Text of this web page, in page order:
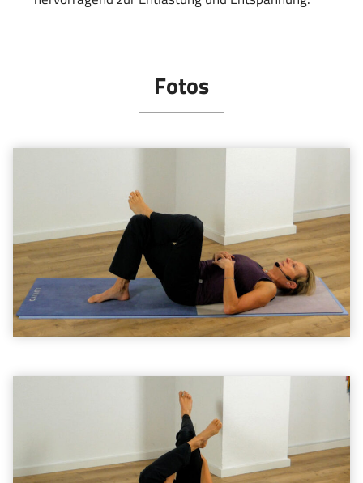
Fotos